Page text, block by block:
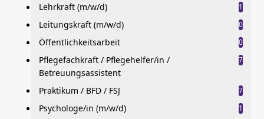
Lehrkraft (m/w/d) 1
Leitungskraft (m/w/d) 0
Öffentlichkeitsarbeit 0
Pflegefachkraft / Pflegehelfer/in /
Betreuungsassistent
7
Praktikum / BFD / FSJ 7
Psychologe/in (m/w/d) 1